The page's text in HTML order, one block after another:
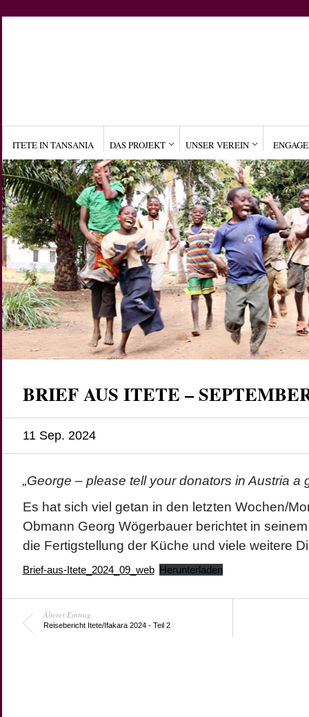
ITETE IN TANSANIA DAS PROJEKT UNSER VEREIN
BRIEF AUS ITETE –
11 Sep. 2024
„George – please tell your donators in Austria a
Es hat sich viel getan in den letzten Wochen/
Obmann Georg Wögerbauer berichtet in
die Fertigstellung der Küche und viele weitere
Brief-aus-Itete_2024_09_web Herunterladen
Älterer Eintrag
Reisebericht Itete/Ifakara 2024 - Teil 2